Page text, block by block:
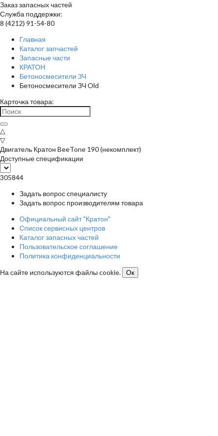
Заказ запасных частей
Служба поддержки:
8 (4212) 91-54-80
Главная
Каталог запчастей
Запасные части
КРАТОН
Бетоносмесители ЗЧ
Бетоносмесители ЗЧ Old
Карточка товара:
△
▽
Двигатель Кратон BeeTone 190 (некомплект)
Доступные спецификации
305844
Задать вопрос специалисту
Задать вопрос производителям товара
Официальный сайт "Кратон"
Список сервисных центров
Каталог запасных частей
Пользовательское соглашение
Политика конфиденциальности
На сайте используются файлы cookie.
Ок